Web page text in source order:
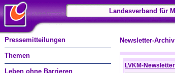
Landesverband für
Pressemitteilungen
Themen
Leben ohne Barrieren
Newsletter-Archiv
LVKM-